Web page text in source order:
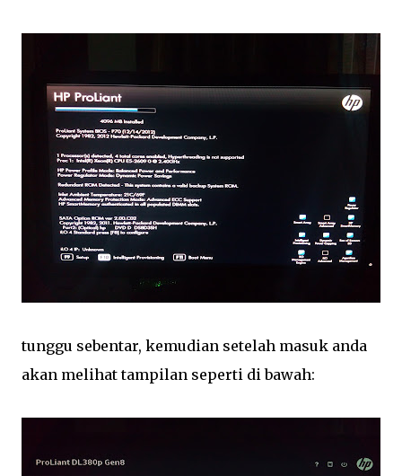
tunggu sebentar, kemudian setelah masuk anda
akan melihat tampilan seperti di bawah: